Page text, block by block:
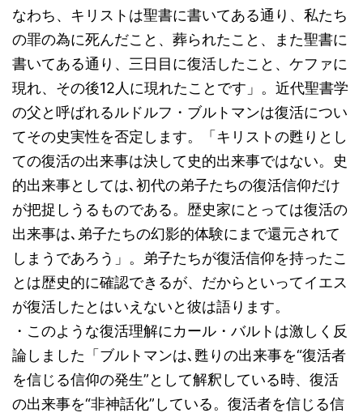
なわち、キリストは聖書に書いてある通り、私たち
の罪の為に死んだこと、葬られたこと、また聖書に
書いてある通り、三日目に復活したこと、ケファに
現れ、その後12人に現れたことです」。近代聖書学
の父と呼ばれるルドルフ・ブルトマンは復活につい
てその史実性を否定します。「キリストの甦りとし
ての復活の出来事は決して史的出来事ではない。史
的出来事としては､初代の弟子たちの復活信仰だけ
が把捉しうるものである。歴史家にとっては復活の
出来事は､弟子たちの幻影的体験にまで還元されて
しまうであろう」。弟子たちが復活信仰を持ったこ
とは歴史的に確認できるが、だからといってイエス
が復活したとはいえないと彼は語ります。
・このような復活理解にカール・バルトは激しく反
論しました「ブルトマンは､甦りの出来事を“復活者
を信じる信仰の発生”として解釈している時、復活
の出来事を“非神話化”している。復活者を信じる信